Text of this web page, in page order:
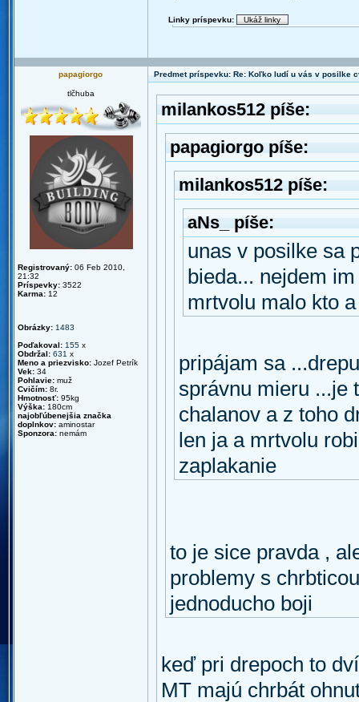
Linky príspevku:
papagiorgo Predmet príspevku: Re: Koľko ludí u vás v posilke
tlčhuba
Registrovaný: 06 Feb 2010,
21:32
Príspevky: 3522
Karma: 12
Obrázky: 1483
Poďakoval: 155 x
Obdržal: 631 x
Meno a priezvisko: Jozef Petrík
Vek: 34
Pohlavie: muž
Cvičím: 8r.
Hmotnosť: 95kg
Výška: 180cm
najobľúbenejšia značka
doplnkov: aminostar
Sponzora: nemám
milankos512 píše:
papagiorgo píše:
milankos512 píše:
aNs_ píše:
unas v posilke sa
bieda... nejdem
mrtvolu malo kto
pripájam sa
správnu mieru ...je
chalanov a z toho
len ja a mrtvolu
zaplakanie
to je sice pravda ,
problemy s
jednoducho boji
keď pri drepoch to
MT majú chrbát